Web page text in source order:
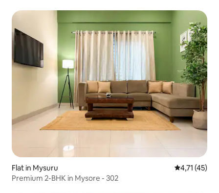
Flat in Mysuru Gemiddelde
4,71 (45)
Premium 2-BHK in Mysore - 302